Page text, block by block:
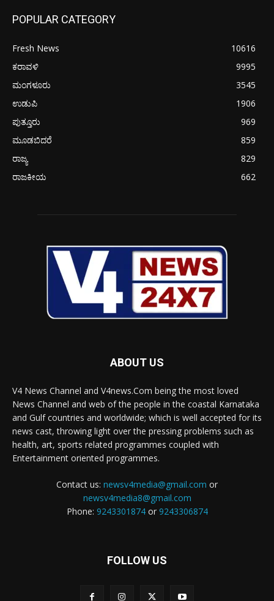
POPULAR CATEGORY
Fresh News
10616
ಕರಾವಳಿ
9995
ಮಂಗಳೂರು
3545
ಉಡುಪಿ
1906
ಪುತ್ತೂರು
969
ಮೂಡಬಿದರೆ
859
ರಾಜ್ಯ
829
ರಾಜಕೀಯ
662
ABOUT US
V4 News Channel and V4news.Com being the most loved
News Channel and web of the people in the coastal Karnataka
and Gulf countries and worldwide; which is well accepted for its
news cast, throwing light over the pressing problems such as
health, art, sports related programmes coupled with
Entertainment oriented programmes.
Contact us: newsv4media@gmail.com or
newsv4media8@gmail.com
Phone: 9243301874or 9243306874
FOLLOW US